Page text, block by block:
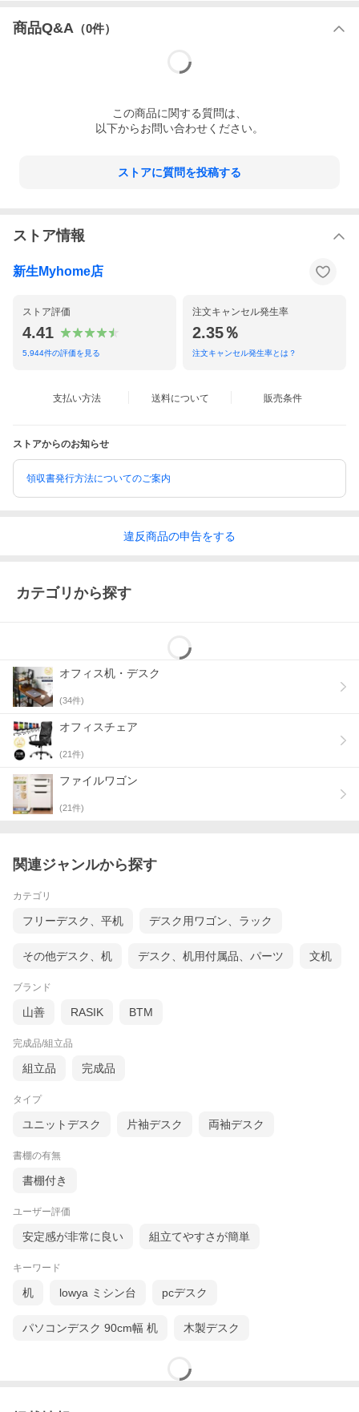
商品Q&A （0件）
この商品に関する質問は、
以下からお問い合わせください。
ストアに質問を投稿する
ストア情報
新生Myhome店
ストア評価
4.41
5,944件の評価を見る
注文キャンセル発生率
2.35％
注文キャンセル発生率とは？
支払い方法 送料について 販売条件
ストアからのお知らせ
領収書発行方法についてのご案内
違反商品の申告をする
カテゴリから探す
オフィス机・デスク
(34件)
オフィスチェア
(21件)
ファイルワゴン
(21件)
関連ジャンルから探す
カテゴリ
フリーデスク、平机 デスク用ワゴン、ラック
その他デスク、机 デスク、机用付属品、パーツ 文机
ブランド
山善 RASIK BTM
完成品/組立品
組立品 完成品
タイプ
ユニットデスク 片袖デスク 両袖デスク
書棚の有無
書棚付き
ユーザー評価
安定感が非常に良い 組立てやすさが簡単
キーワード
机 lowya ミシン台 pcデスク
パソコンデスク 90cm幅 机 木製デスク